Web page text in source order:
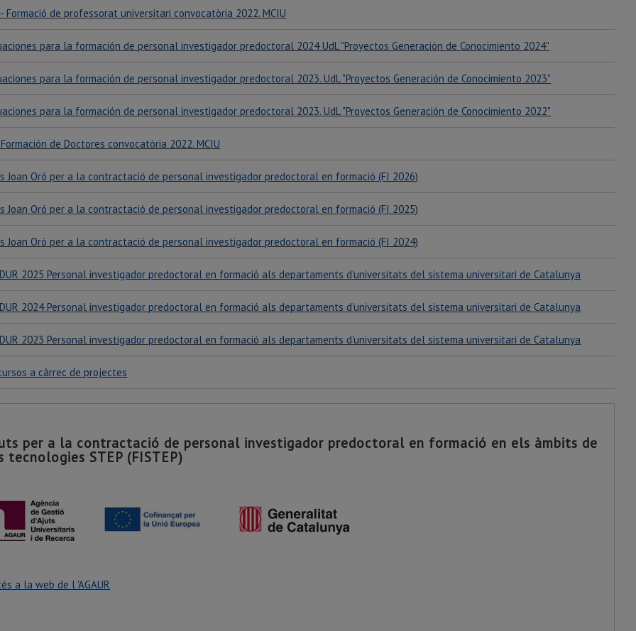
- Formació de professorat universitari convocatòria 2022. MCIU
para la formación de personal investigador predoctoral 2024 UdL "Proyectos Generación de Conocimiento 2024"
para la formación de personal investigador predoctoral 2023. UdL "Proyectos Generación de Conocimiento 2023"
para la formación de personal investigador predoctoral 2023. UdL "Proyectos Generación de Conocimiento 2022"
Formación de Doctores convocatòria 2022. MCIU
Joan Oró per a la contractació de personal investigador predoctoral en formació (FI 2026)
Joan Oró per a la contractació de personal investigador predoctoral en formació (FI 2025)
Joan Oró per a la contractació de personal investigador predoctoral en formació (FI 2024)
2025 Personal investigador predoctoral en formació als departaments d'universitats del sistema universitari de Catalunya
2024 Personal investigador predoctoral en formació als departaments d'universitats del sistema universitari de Catalunya
2023 Personal investigador predoctoral en formació als departaments d'universitats del sistema universitari de Catalunya
a càrrec de projectes
per a la contractació de personal investigador predoctoral en formació en els àmbits de
tecnologies STEP (FISTEP)
a la web de l 'AGAUR